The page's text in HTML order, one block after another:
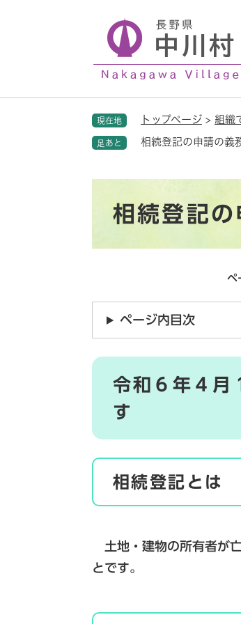
現在地 トップページ > 組織
足あと 相続登記の申請の義
相続登記
ペ
ページ内目次
令和６年４月
す
相続登記とは
土地・建物の所有者が
とです。